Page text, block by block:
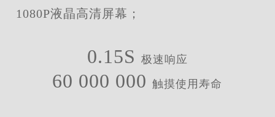
1080P液晶高清屏幕 ；
0.15S 极速响应
60 000 000触摸使用寿命